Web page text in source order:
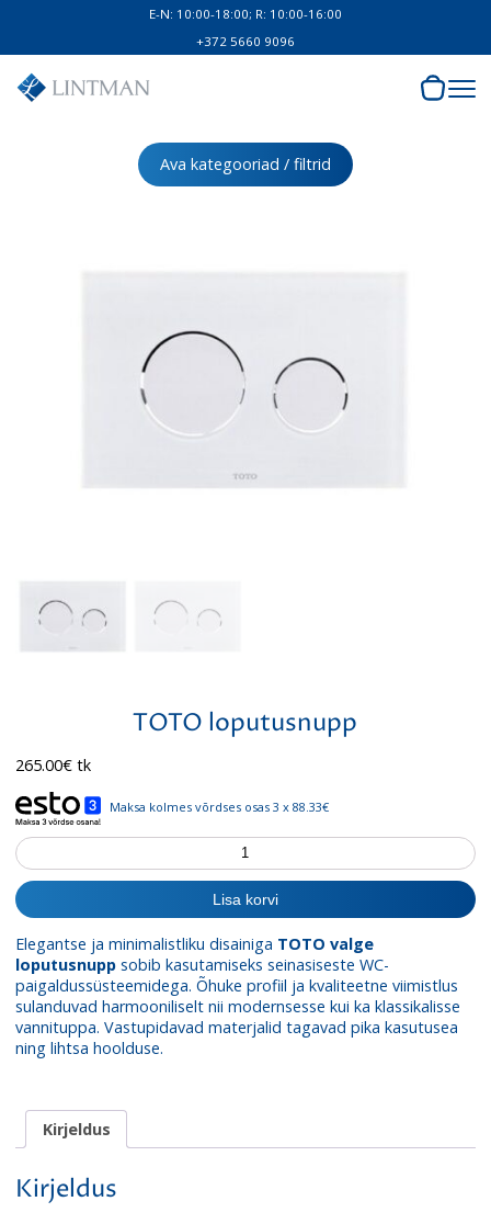
E-N: 10:00-18:00; R: 10:00-16:00
+372 5660 9096
Ava kategooriad / filtrid
TOTO loputusnupp
265.00€tk
Maksa kolmes võrdses osas 3 x 88.33€
TOTO
loputusnupp
kogus
Lisa korvi
Elegantse ja minimalistliku disainiga TOTO valge
loputusnuppsobib kasutamiseks seinasiseste WC-
paigaldussüsteemidega. Õhuke profiil ja kvaliteetne viimistlus
sulanduvad harmooniliselt nii modernsesse kui ka klassikalisse
vannituppa. Vastupidavad materjalid tagavad pika kasutusea
ning lihtsa hoolduse.
Kirjeldus
Kirjeldus